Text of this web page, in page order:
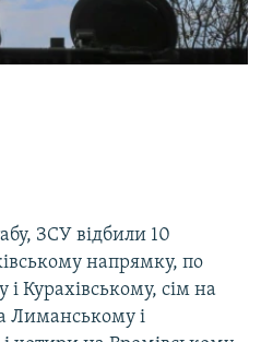
ЗСУ відбили 10
напрямку, по
Курахівському, сім на
Лиманському і